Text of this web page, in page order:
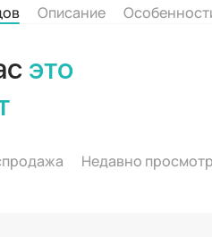
Описание
это
Недавно